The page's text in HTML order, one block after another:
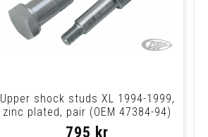
Upper shock studs XL 1994-1999,
zinc plated, pair (OEM 47384-94)
795 kr